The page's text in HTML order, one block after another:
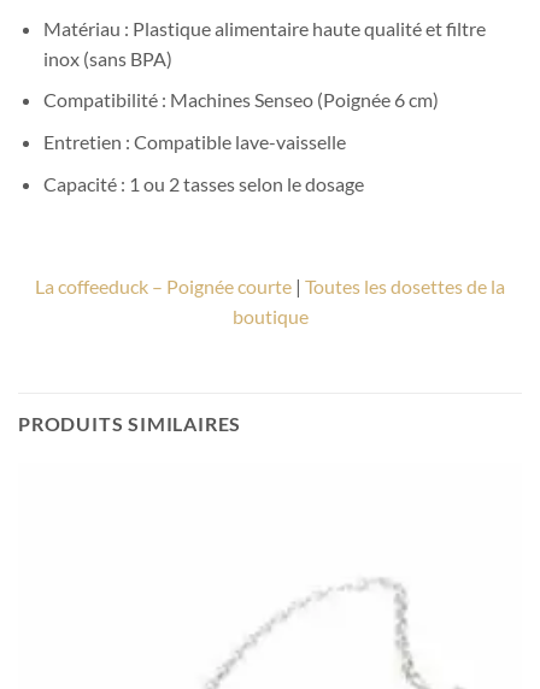
Matériau : Plastique alimentaire haute qualité et filtre
inox (sans BPA)
Compatibilité : Machines Senseo (Poignée 6 cm)
Entretien : Compatible lave-vaisselle
Capacité : 1 ou 2 tasses selon le dosage
La coffeeduck – Poignée courte | Toutes les dosettes de la
boutique
PRODUITS SIMILAIRES